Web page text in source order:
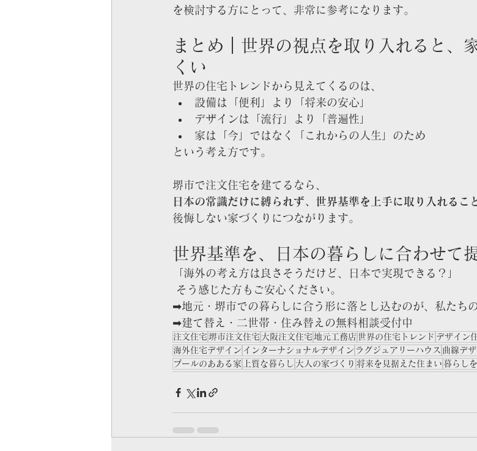
を検討する方にとって、非常に参考になります。
まとめ｜世界の視点を取り入れると、
くい
世界の住宅トレンドから見えてくるのは、
設備は「便利」より「将来の安心」
デザインは「流行」より「普遍性」
家は「今」ではなく「これからの人生」のため
という考え方です。
堺市で注文住宅を建てるなら、
日本の常識だけに縛られず、世界基準を上手に取り入れるこ
後悔しない家づくりにつながります。
世界基準を、日本の暮らしに合わせて
「海外の考え方は良さそうだけど、日本で実現できる？」
そう感じた方もご安心ください。
➡地元・堺市での暮らしに合う形に落とし込むのが、私たち
➡建て替え・二世帯・住み替えの無料相談受付中
注文住宅 堺市注文住宅 大阪注文住宅 地元工務店 世界の住宅トレンド デザイン
海外住宅デザイン インターナショナルデザイン ラグジュアリーハウス 曲線デ
プールのあある家
上質な暮らし 大人の家づくり 将来を見据えた住まい 暮らし